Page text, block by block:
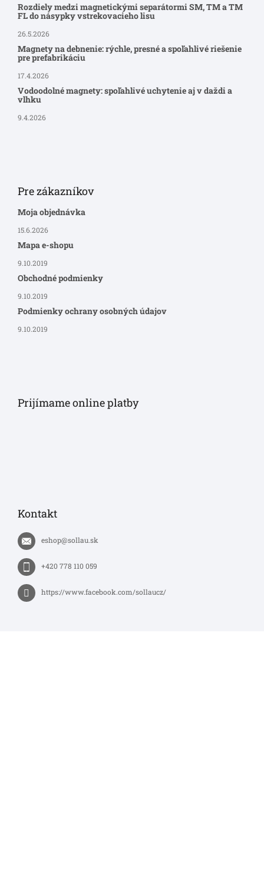
Rozdiely medzi magnetickými separátormi SM, TM a TM
FL do násypky vstrekovacieho lisu
26.5.2026
Magnety na debnenie: rýchle, presné a spoľahlivé riešenie
pre prefabrikáciu
17.4.2026
Vodoodolné magnety: spoľahlivé uchytenie aj v daždi a
vlhku
9.4.2026
Pre zákazníkov
Moja objednávka
15.6.2026
Mapa e-shopu
9.10.2019
Obchodné podmienky
9.10.2019
Podmienky ochrany osobných údajov
9.10.2019
Prijímame online platby
Kontakt
eshop@sollau.sk
+420 778 110 059
https://www.facebook.com/sollaucz/